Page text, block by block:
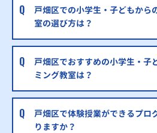
戸畑区での小学生・子どもから
室の選び方は？
戸畑区でおすすめの小学生・子
ミング教室は？
戸畑区で体験授業ができるプロ
りますか？